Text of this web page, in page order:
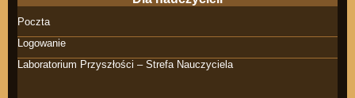
Poczta
Logowanie
Laboratorium Przyszłości – Strefa Nauczyciela